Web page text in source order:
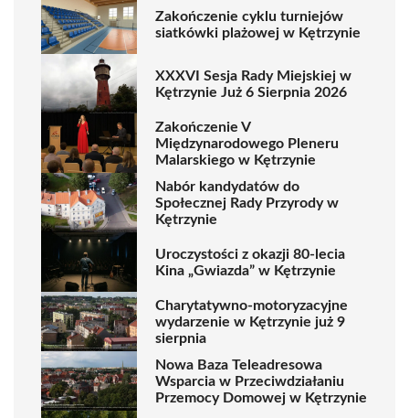
Zakończenie cyklu turniejów
siatkówki plażowej w Kętrzynie
XXXVI Sesja Rady Miejskiej w
Kętrzynie Już 6 Sierpnia 2026
Zakończenie V
Międzynarodowego Pleneru
Malarskiego w Kętrzynie
Nabór kandydatów do
Społecznej Rady Przyrody w
Kętrzynie
Uroczystości z okazji 80-lecia
Kina „Gwiazda” w Kętrzynie
Charytatywno-motoryzacyjne
wydarzenie w Kętrzynie już 9
sierpnia
Nowa Baza Teleadresowa
Wsparcia w Przeciwdziałaniu
Przemocy Domowej w Kętrzynie